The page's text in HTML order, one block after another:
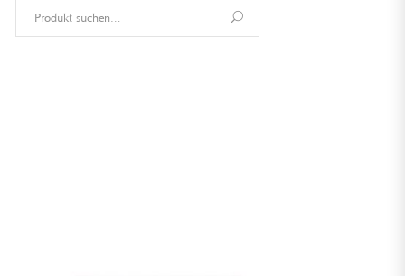
for: